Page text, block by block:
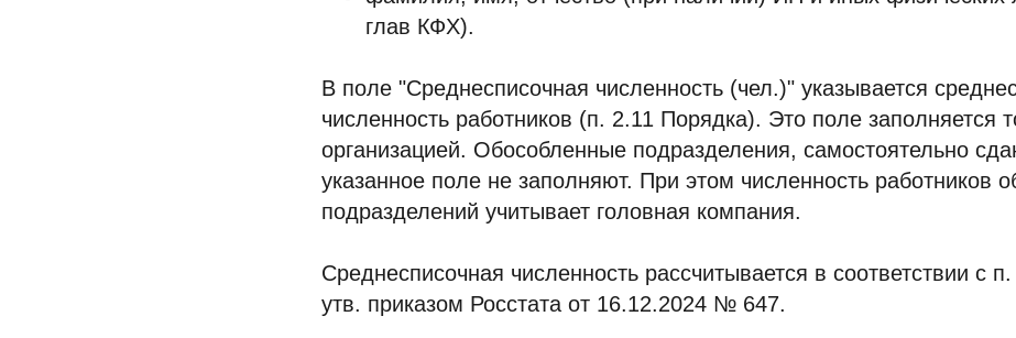
глав КФХ).
В поле "Среднесписочная численность (чел.)" указывается
численность работников (п. 2.11 Порядка). Это поле заполняется
организацией. Обособленные подразделения, самостоятельно
указанное поле не заполняют. При этом численность работников
подразделений учитывает головная компания.
Среднесписочная численность рассчитывается в соответствии с
утв. приказом Росстата от 16.12.2024 № 647.